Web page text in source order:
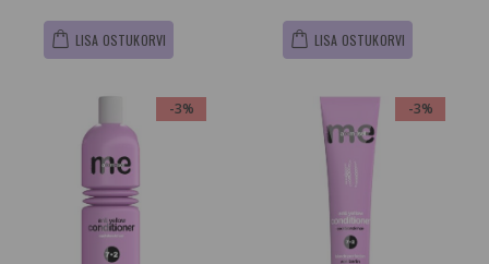
LISA OSTUKORVI LISA OSTUKORVI
-3% -3%